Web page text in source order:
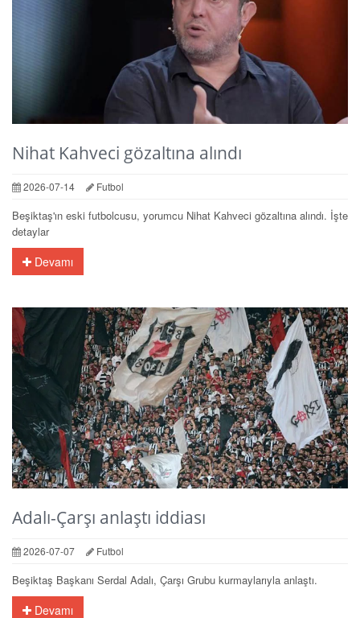
Nihat Kahveci gözaltına alındı
2026-07-14 Futbol
Beşiktaş'ın eski futbolcusu, yorumcu Nihat Kahveci gözaltına alındı. İşte
detaylar
Devamı
Adalı-Çarşı anlaştı iddiası
2026-07-07 Futbol
Beşiktaş Başkanı Serdal Adalı, Çarşı Grubu kurmaylarıyla anlaştı.
Devamı